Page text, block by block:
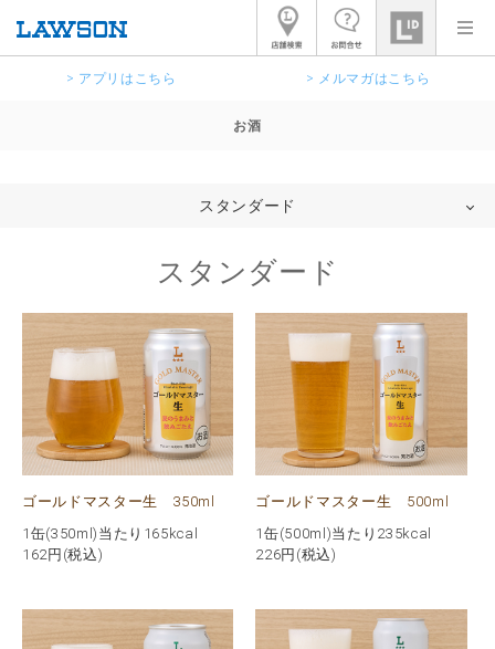
> アプリはこちら > メルマガはこちら
お酒
スタンダード
スタンダード
ゴールドマスター生 350ml
1缶(350ml)当たり165kcal
162 円(税込)
ゴールドマスター生 500ml
1缶(500ml)当たり235kcal
226円(税込)